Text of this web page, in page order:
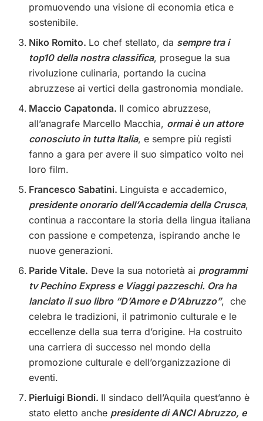
promuovendo una visione di economia etica e
sostenibile.
Niko Romito. Lo chef stellato, da sempre tra i
top10 della nostra classifica, prosegue la sua
rivoluzione culinaria, portando la cucina
abruzzese ai vertici della gastronomia mondiale.
Maccio Capatonda. Il comico abruzzese,
all’anagrafe Marcello Macchia, ormai è un attore
conosciuto in tutta Italia, e sempre più registi
fanno a gara per avere il suo simpatico volto nei
loro film.
Francesco Sabatini. Linguista e accademico,
presidente onorario dell’Accademia della Crusca,
continua a raccontare la storia della lingua italiana
con passione e competenza, ispirando anche le
nuove generazioni.
Paride Vitale. Deve la sua notorietà ai programmi
tv Pechino Express e Viaggi pazzeschi. Ora ha
lanciato il suo libro “D’Amore e D’Abruzzo”, che
celebra le tradizioni, il patrimonio culturale e le
eccellenze della sua terra d’origine. Ha costruito
una carriera di successo nel mondo della
promozione culturale e dell’organizzazione di
eventi.
Pierluigi Biondi. Il sindaco dell’Aquila quest’anno è
stato eletto anche presidente di ANCI Abruzzo, e